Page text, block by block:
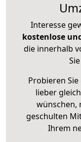
Interesse
kostenlose
die innerhalb
Probieren Sie
lieber
wünschen,
geschulten
Ihrem